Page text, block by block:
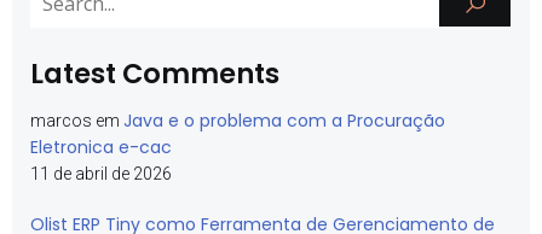
Latest Comments
marcos em Java e o problema com a Procuração
Eletronica e-cac
11 de abril de 2026
Olist ERP Tiny como Ferramenta de Gerenciamento de